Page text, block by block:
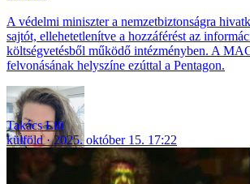
A védelmi miniszter a nemzetbiztonságra
sajtót, ellehetetlenítve a hozzáférést az
költségvetésből működő intézményben. A
felvonásának helyszíne ezúttal a Pentagon.
Takács Lili
külföld
2025. október 15. 17:22